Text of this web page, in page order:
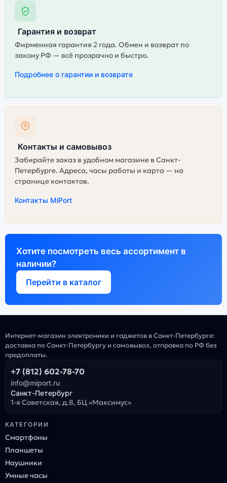
Гарантия и возврат
Фирменная гарантия 2 года. Обмен и возврат по
закону РФ — всё прозрачно и быстро.
Подробнее о гарантии и возврате
Контакты и самовывоз
Забирайте заказ в удобном магазине в Санкт-
Петербурге. Адреса, часы работы и карта — на
странице контактов.
Контакты MiPort
Хотите посмотреть весь ассортимент в
наличии?
Перейти в каталог
Интернет-магазин электроники и гаджетов в Санкт-Петербурге:
доставка по Санкт-Петербургу и самовывоз, отправка по РФ без
предоплаты.
+7 (812) 602-78-70
info@miport.ru
Санкт-Петербург
1-я Советская, д.8, БЦ «Максимус»
КАТЕГОРИИ
Смартфоны
Планшеты
Наушники
Умные часы